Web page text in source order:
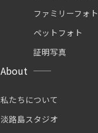
ファミリーフォト
ペットフォト
証明写真
About
私たちについて
淡路島スタジオ